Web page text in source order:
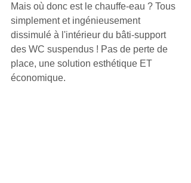
Mais où donc est le chauffe-eau ? Tous
simplement et ingénieusement
dissimulé à l'intérieur du bâti-support
des WC suspendus ! Pas de perte de
place, une solution esthétique ET
économique.